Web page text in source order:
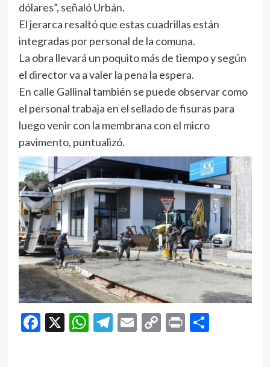
dólares”, señaló Urbán.
El jerarca resaltó que estas cuadrillas están
integradas por personal de la comuna.
La obra llevará un poquito más de tiempo y según
el director va a valer la pena la espera.
En calle Gallinal también se puede observar como
el personal trabaja en el sellado de fisuras para
luego venir con la membrana con el micro
pavimento, puntualizó.
Facebook
X WhatsApp
Telegram
EmailCopy
Print